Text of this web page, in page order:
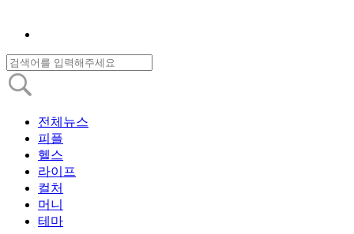
전체뉴스
피플
헬스
라이프
컬처
머니
테마